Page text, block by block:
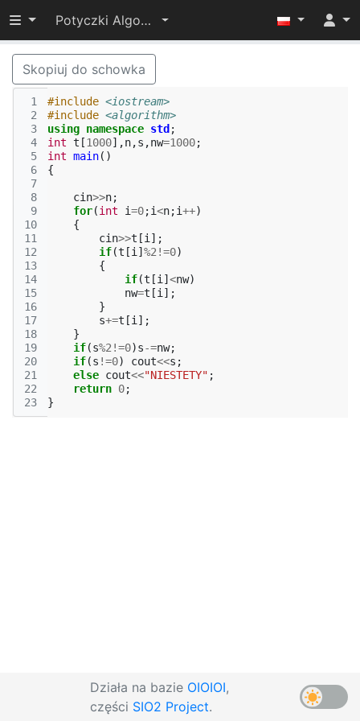
Przełącz widoczność menu
Potyczki Algorytmiczne 2015
Skopiuj do schowka
1
2
3
4
5
6
7
8
9
10
11
12
13
14
15
16
17
18
19
20
21
22
23
#include <iostream>
#include <algorithm>
using namespace std ;
int t [1000],n,s ,nw=1000;
int main()
{
cin>>n;
for(int i=0;i<n;i++)
{
cin>>t [i ];
if(t [i ] %2 !=0)
{
if(t [i ] <nw)
nw=t [i ];
}
s+=t [i ];
}
if(s%2 !=0)s-=nw;
if(s !=0) cout<<s ;
else cout<<"NIESTETY" ;
return 0;
}
Działa na bazie OIOIOI,
części SIO2 Project.